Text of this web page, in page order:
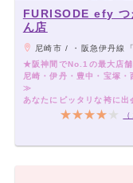
FURISODE efy つ
ん店
尼崎市 / ・阪急伊丹線「稲野」(阪急神戸線「塚口」駅で乗りかえ)より約300m・JR宝塚線「猪
★阪神間でNo.1の最大店
尼崎・伊丹・豊中・宝塚・
あなたにピッタリな袴に出
袴レンタル専門店です♪